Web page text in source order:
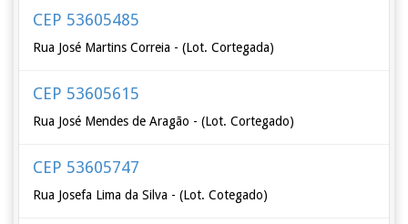
CEP 53605485
Rua José Martins Correia - (Lot. Cortegada)
CEP 53605615
Rua José Mendes de Aragão - (Lot. Cortegado)
CEP 53605747
Rua Josefa Lima da Silva - (Lot. Cotegado)